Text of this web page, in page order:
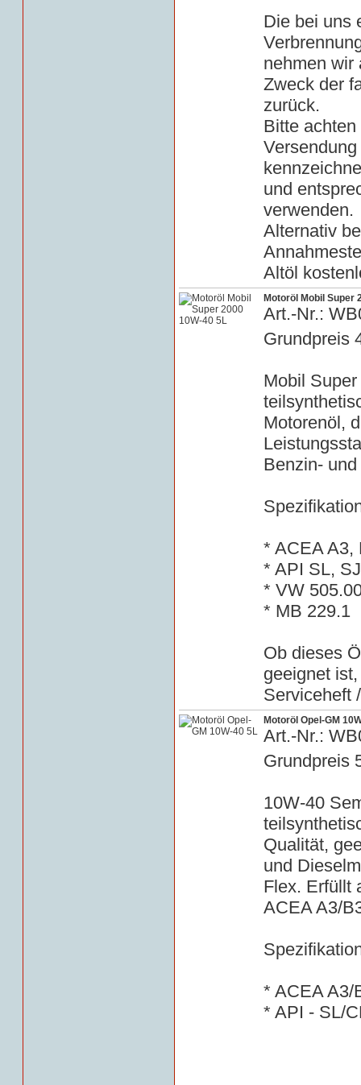
Die bei uns
nehmen wir
Zweck der
zurück.
Bitte
und
verwenden.
Alternativ
Altöl
Motoröl Mobil Super
Art.-Nr.:
Grundpreis
Mobil
Motorenöl,
Benzin-
* ACEA A3,
* API SL,
* VW
* MB 229.1
Ob dieses
geeignet
Serviceheft
Motoröl Opel-GM
Art.-Nr.:
Grundpreis
10W-40
Qualität,
und
Flex. Erfüllt
ACEA A3/
* ACEA A3/
* API - SL/